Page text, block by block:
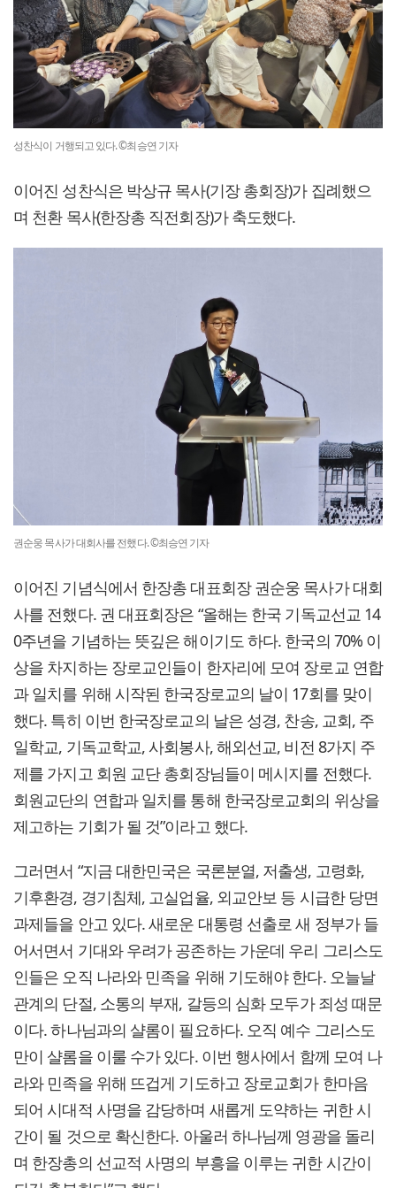
성찬식이 거행되고 있다. ©최승연 기자
이어진 성찬식은 박상규 목사(기장 총회장)가 집례했으
며 천환 목사(한장총 직전회장)가 축도했다.
권순웅 목사가 대회사를 전했다. ©최승연 기자
이어진 기념식에서 한장총 대표회장 권순웅 목사가 대회
사를 전했다. 권 대표회장은 “올해는 한국 기독교선교 14
0주년을 기념하는 뜻깊은 해이기도 하다. 한국의 70% 이
상을 차지하는 장로교인들이 한자리에 모여 장로교 연합
과 일치를 위해 시작된 한국장로교의 날이 17회를 맞이
했다. 특히 이번 한국장로교의 날은 성경, 찬송, 교회, 주
일학교, 기독교학교, 사회봉사, 해외선교, 비전 8가지 주
제를 가지고 회원 교단 총회장님들이 메시지를 전했다.
회원교단의 연합과 일치를 통해 한국장로교회의 위상을
제고하는 기회가 될 것”이라고 했다.
그러면서 “지금 대한민국은 국론분열, 저출생, 고령화,
기후환경, 경기침체, 고실업율, 외교안보 등 시급한 당면
과제들을 안고 있다. 새로운 대통령 선출로 새 정부가 들
어서면서 기대와 우려가 공존하는 가운데 우리 그리스도
인들은 오직 나라와 민족을 위해 기도해야 한다. 오늘날
관계의 단절, 소통의 부재, 갈등의 심화 모두가 죄성 때문
이다. 하나님과의 샬롬이 필요하다. 오직 예수 그리스도
만이 샬롬을 이룰 수가 있다. 이번 행사에서 함께 모여 나
라와 민족을 위해 뜨겁게 기도하고 장로교회가 한마음
되어 시대적 사명을 감당하며 새롭게 도약하는 귀한 시
간이 될 것으로 확신한다. 아울러 하나님께 영광을 돌리
며 한장총의 선교적 사명의 부흥을 이루는 귀한 시간이